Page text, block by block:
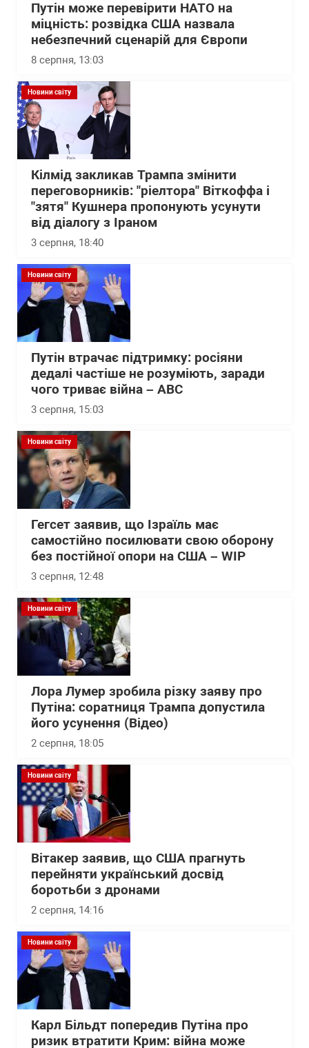
Путін може перевірити НАТО на
міцність: розвідка США назвала
небезпечний сценарій для Європи
8 серпня, 13:03
Новини світу
Кілмід закликав Трампа змінити
переговорників: "ріелтора" Віткоффа і
"зятя" Кушнера пропонують усунути
від діалогу з Іраном
3 серпня, 18:40
Новини світу
Путін втрачає підтримку: росіяни
дедалі частіше не розуміють, заради
чого триває війна – АВС
3 серпня, 15:03
Новини світу
Гегсет заявив, що Ізраїль має
самостійно посилювати свою оборону
без постійної опори на США – WІP
3 серпня, 12:48
Новини світу
Лора Лумер зробила різку заяву про
Путіна: соратниця Трампа допустила
його усунення (Відео)
2 серпня, 18:05
Новини світу
Вітакер заявив, що США прагнуть
перейняти український досвід
боротьби з дронами
2 серпня, 14:16
Новини світу
Карл Більдт попередив Путіна про
ризик втратити Крим: війна може